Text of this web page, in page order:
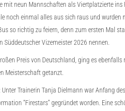
mit neun Mannschaften als Viertplatzierte
noch einmal alles aus sich raus und wurden
so richtig zu feiern, denn zum ersten Mal
Vizemeister 2026 nennen.
Preis von Deutschland, ging es
Meisterschaft getanzt.
Trainerin Tanja Dielmann war Anfang
“Firestars” gegründet worden. Eine